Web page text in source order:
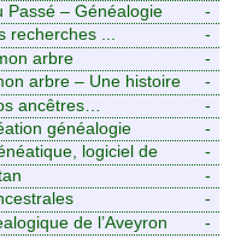
-
Passé – Généalogie
-
recherches ...
-
arbre
-
arbre – Une histoire
-
ancêtres…
-
généalogie
-
logiciel de
-
-
-
de l’Aveyron